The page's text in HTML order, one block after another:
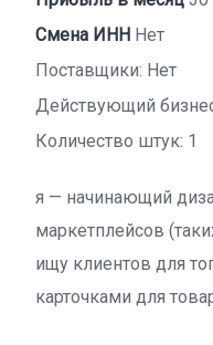
Смена ИНН Нет
Поставщики: Нет
Действующий
Количество штук: 1
я — начинающий
маркетплейсов
ищу клиентов для
карточками для